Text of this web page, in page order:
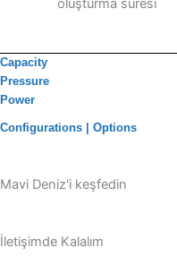
oluşturma süresi
Capacity
Pressure
Power
Configurations | Options
Mavi Deniz'i keşfedin
İletişimde Kalalım